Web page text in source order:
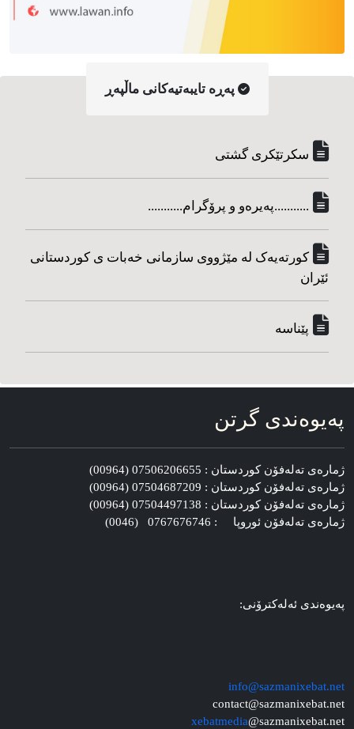
په‌ڕه‌ تایبه‌تیه‌کانی ماڵپه‌ڕ
سکرتێکری گشتی
...........په‌یره‌و و پرۆگرام...........
کورته‌یه‌ک له مێژووی سازمانی خه‌بات ی کوردستانی
ئێران
پێناسه‌
په‌یوه‌ندی گرتن
ژماره‌ی ته‌له‌فۆن کوردستان : 07506206655 (00964)
ژماره‌ی ته‌له‌فۆن کوردستان : 07504687209 (00964)
ژماره‌ی ته‌له‌فۆن کوردستان : 07504497138 (00964)
ژماره‌ی ته‌له‌فۆن ئوروپا : 0767676746 (0046)
په‌یوه‌ندی ئه‌له‌کترۆنی:
info@sazmanixebat.net
contact@sazmanixebat.net
xebatmedia@sazmanixebat.net